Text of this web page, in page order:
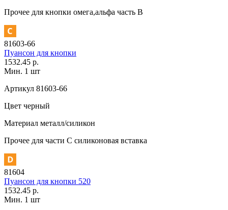
Прочее для кнопки омега,альфа часть В
81603-66
Пуансон для кнопки
1532.45 р.
Мин. 1 шт
Артикул 81603-66
Цвет черный
Материал металл/силикон
Прочее для части C силиконовая вставка
81604
Пуансон для кнопки 520
1532.45 р.
Мин. 1 шт